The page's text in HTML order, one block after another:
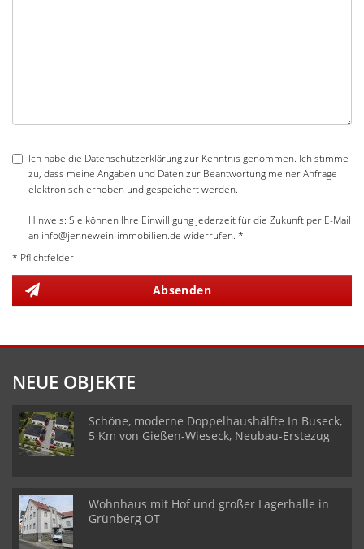
Ich habe die Datenschutzerklärungzur Kenntnis genommen. Ich stimme
zu, dass meine Angaben und Daten zur Beantwortung meiner Anfrage
elektronisch erhoben und gespeichert werden.
Hinweis: Sie können Ihre Einwilligung jederzeit für die Zukunft per E-Mail
an info@jennewein-immobilien.de widerrufen. *
* Pflichtfelder
Absenden
NEUE OBJEKTE
Schöne, moderne Doppelhaushälfte In Buseck,
5 Km von Gießen-Wieseck, Neubau-Erstezug
Wohnhaus mit Hof und großer Lagerhalle in
Grünberg OT